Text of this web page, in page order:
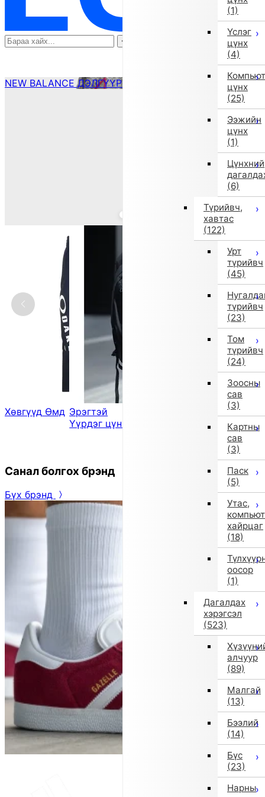
(1)
Үслэг
цүнх
(4)
цүнх
(25)
Ээжийн
цүнх
(1)
Цүнхний
(6)
Түрийвч,
хавтас
(122)
Урт
түрийвч
(45)
түрийвч
(23)
Том
түрийвч
(24)
Зоосны
сав
(3)
Картны
сав
(3)
Паск
(5)
Утас,
хайрцаг
(18)
оосор
(1)
Дагалдах
хэрэгсэл
(523)
алчуур
(89)
Малгай
(13)
Бээлий
(14)
Бүс
(23)
Нарны
NEW BALANCE ДЭЛГҮҮР ҮЗЭХ
Хөвгүүд Өмд Эрэгтэй
Үүрдэг цүнх
Эмэгтэй
Бээлий
Санал болгох брэнд
Бүх брэнд